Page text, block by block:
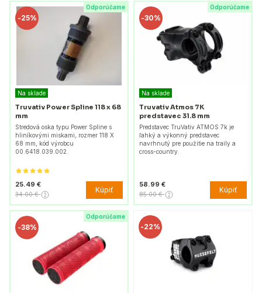
Odporúčame
-25%
Na sklade
Truvativ Power Spline 118 x 68
mm
Stredová oska typu Power Spline s
hliníkovými miskami, rozmer 118 X
68 mm, kód výrobcu
00.6418.039.002.
25.49 €
34.00 € Kúpiť
Odporúčame
-30%
Na sklade
Truvativ Atmos 7K
predstavec 31.8 mm
Predstavec TruVativ ATMOS 7k je
ľahký a výkonný predstavec
navrhnutý pre použitie na traily a
cross-country.
58.99 €
85.00 € Kúpiť
Odporúčame
-38% -22%